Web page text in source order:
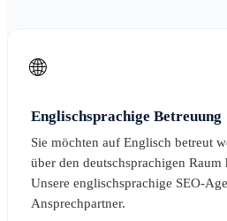
🌐
Englischsprachige Betreuung
Sie möchten auf Englisch betreut
über den deutschsprachigen
Unsere englischsprachige SEO-
Ansprechpartner.